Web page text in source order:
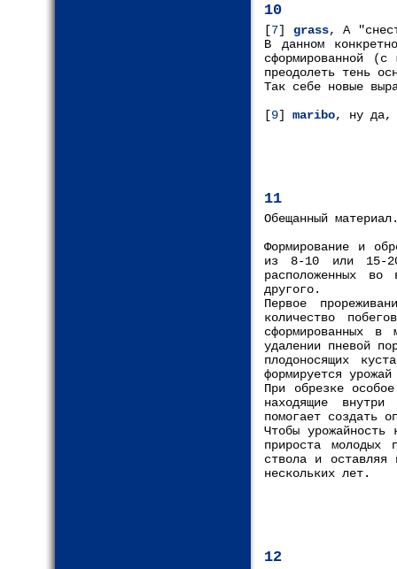
10
[7] grass, А
В данном
сформированной
преодолеть тень
Так себе новые
[9] maribo, ну да,
11
Обещанный
Формирование и
из 8-10 или 15-
расположенных
другого.
Первое
количество
сформированных в
удалении пневой
плодоносящих
формируется
При обрезке
находящие
помогает создать
Чтобы урожайность
прироста молодых
ствола и
нескольких лет.
12